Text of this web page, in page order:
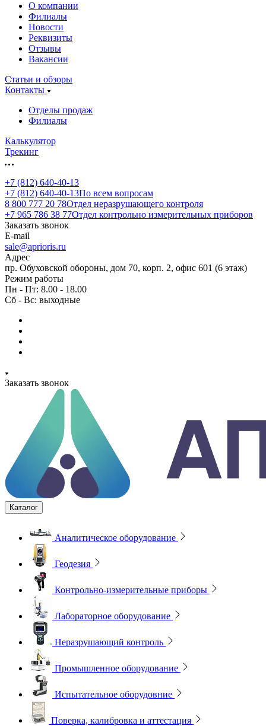
О компании
Филиалы
Новости
Реквизиты
Отзывы
Вакансии
Статьи и обзоры
Контакты
Отделы продаж
Филиалы
Калькулятор
Трекинг
+7 (812) 640-40-13
+7 (812) 640-40-13По всем вопросам
8 800 777 20 78Отдел неразрушающего контроля
+7 965 786 38 77Отдел контрольно измерительных приборов
Заказать звонок
E-mail
sale@aprioris.ru
Адрес
пр. Обуховской обороны, дом 70, корп. 2, офис 601 (6 этаж)
Режим работы
Пн - Пт: 8.00 - 18.00
Сб - Вс: выходные
Заказать звонок
Каталог
Аналитическое оборудование
Геодезия
Контрольно-измерительные приборы
Лабораторное оборудование
Неразрушающий контроль
Промышленное оборудование
Испытательное оборудовние
Поверка, калибровка и аттестация